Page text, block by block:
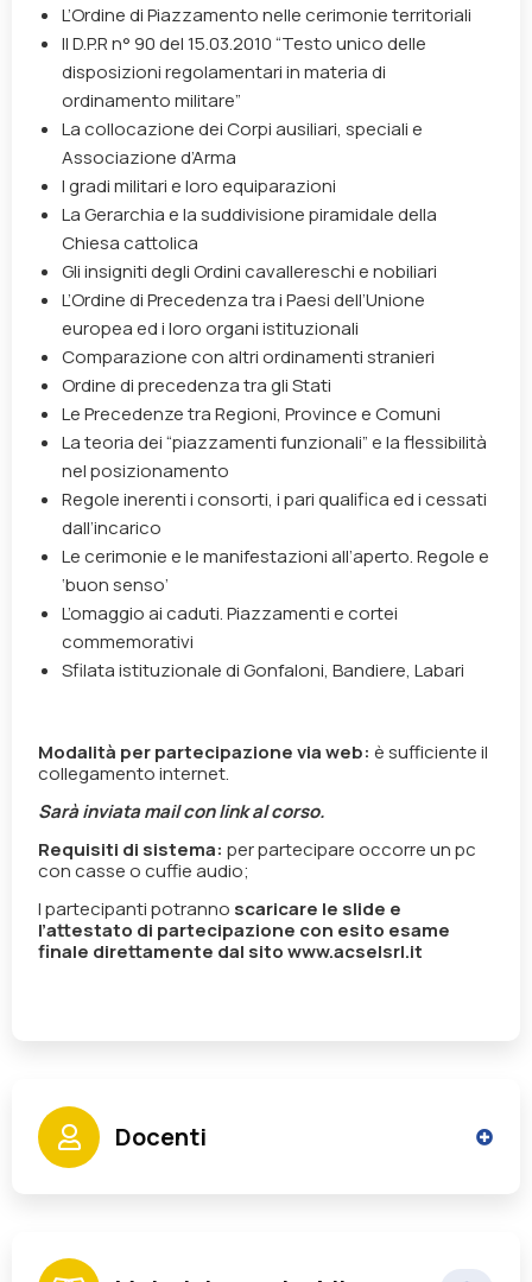
L’Ordine di Piazzamento nelle cerimonie territoriali
Il D.P.R n° 90 del 15.03.2010 “Testo unico delle
disposizioni regolamentari in materia di
ordinamento militare”
La collocazione dei Corpi ausiliari, speciali e
Associazione d’Arma
I gradi militari e loro equiparazioni
La Gerarchia e la suddivisione piramidale della
Chiesa cattolica
Gli insigniti degli Ordini cavallereschi e nobiliari
L’Ordine di Precedenza tra i Paesi dell’Unione
europea ed i loro organi istituzionali
Comparazione con altri ordinamenti stranieri
Ordine di precedenza tra gli Stati
Le Precedenze tra Regioni, Province e Comuni
La teoria dei “piazzamenti funzionali” e la flessibilità
nel posizionamento
Regole inerenti i consorti, i pari qualifica ed i cessati
dall’incarico
Le cerimonie e le manifestazioni all’aperto. Regole e
‘buon senso’
L’omaggio ai caduti. Piazzamenti e cortei
commemorativi
Sfilata istituzionale di Gonfaloni, Bandiere, Labari
Modalità per partecipazione via web:è sufficiente il
collegamento internet.
Sarà inviata mail con link al corso.
Requisiti di sistema:per partecipare occorre un pc
con casse o cuffie audio;
I partecipanti potranno scaricare le slide e
l’attestato di partecipazione con esito esame
finale direttamente dal sito www.acselsrl.it
Docenti